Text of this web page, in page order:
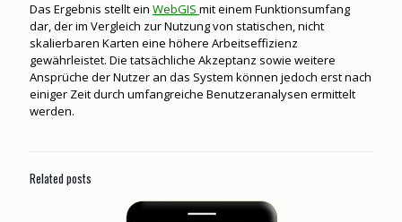
Das Ergebnis stellt ein WebGIS mit einem Funktionsumfang
dar, der im Vergleich zur Nutzung von statischen, nicht
skalierbaren Karten eine höhere Arbeitseffizienz
gewährleistet. Die tatsächliche Akzeptanz sowie weitere
Ansprüche der Nutzer an das System können jedoch erst nach
einiger Zeit durch umfangreiche Benutzeranalysen ermittelt
werden.
Related posts